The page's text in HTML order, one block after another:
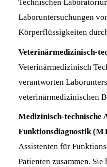
Laboruntersuchungen
Körperflüssigkeiten
Veterinärmedizinisch-
Veterinärmedizinisch
verantworten
veterinärmedizinischen
Medizinisch-technische
Funktionsdiagnostik
Assistenten für
Patienten zusammen.